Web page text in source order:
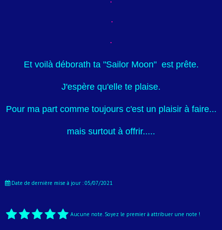
Et voilà déborath ta "Sailor Moon" est prête.
J'espère qu'elle te plaise.
Pour ma part comme toujours c'est un plaisir à faire...
mais surtout à offrir.....
Date de dernière mise à jour : 05/07/2021
Aucune note. Soyez le premier à attribuer une note !